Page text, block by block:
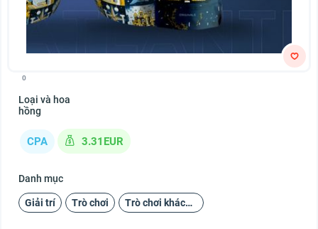
0
Loại và hoa
hồng
CPA 3.31EUR
Danh mục
Giải trí Trò chơi Trò chơi khách hàng